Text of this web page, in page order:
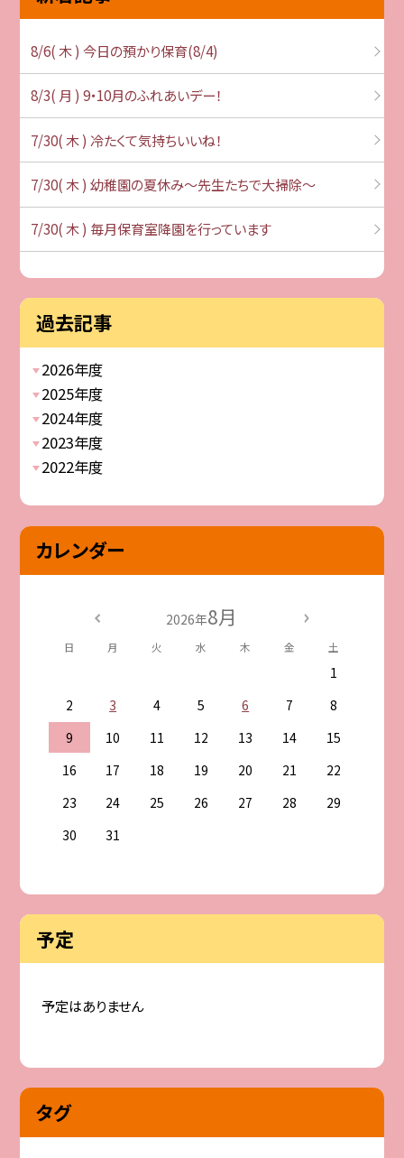
8/6( 木 ) 今日の預かり保育(8/4)
8/3( 月 ) 9・10月のふれあいデー！
7/30( 木 ) 冷たくて気持ちいいね！
7/30( 木 ) 幼稚園の夏休み～先生たちで大掃除～
7/30( 木 ) 毎月保育室降園を行っています
過去記事
2026年度
2025年度
2024年度
2023年度
2022年度
カレンダー
2026年8月
日 月 火 水 木 金 土
1
2
3 4 5 6 7
8
9
10 11 12 13 14
15
16
17 18 19 20 21
22
23
24 25 26 27 28
29
30
31
予定
予定はありません
タグ